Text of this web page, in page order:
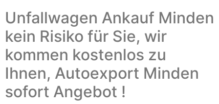
Unfallwagen Ankauf Minden
kein Risiko für Sie, wir
kommen kostenlos zu
Ihnen, Autoexport Minden
sofort Angebot !